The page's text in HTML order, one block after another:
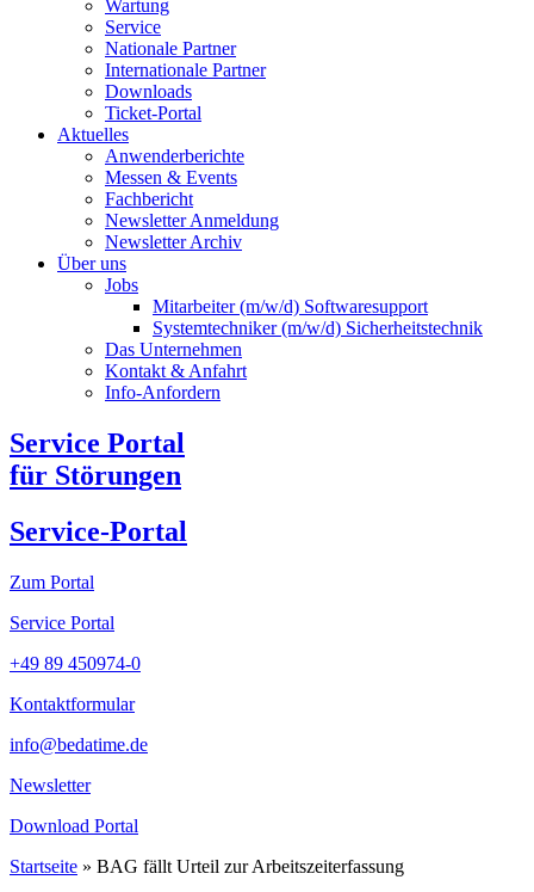
Wartung
Service
Nationale Partner
Internationale Partner
Downloads
Ticket-Portal
Aktuelles
Anwenderberichte
Messen & Events
Fachbericht
Newsletter Anmeldung
Newsletter Archiv​
Über uns
Jobs
Mitarbeiter (m/w/d) Softwaresupport
Systemtechniker (m/w/d) Sicherheitstechnik
Das Unternehmen
Kontakt & Anfahrt
Info-Anfordern
Service Portal
für Störungen
Service-Portal
Zum Portal
Service Portal
+49 89 450974-0
Kontaktformular
info@bedatime.de
Newsletter
Download Portal
Startseite » BAG fällt Urteil zur Arbeitszeiterfassung